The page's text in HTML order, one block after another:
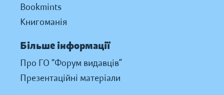
Bookmints
Книгоманія
Більше інформації
Про ГО “Форум видавців”
Презентаційні матеріали